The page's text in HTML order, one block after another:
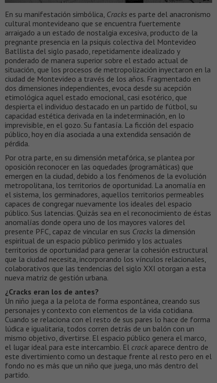
En su manifestación simbólica, Cracks es parte del anacronismo
cultural montevideano que se encuentra fuertemente
arraigado a un estado de nostalgia excesiva, producto de la
pregnante presencia en la psiquis colectiva del Montevideo
Batllista del siglo pasado, repetidamente idealizado y
ponderado de manera superior sobre el estado actual de
situación, que los procesos de metropolización inyectaron en la
ciudad de Montevideo a través de los años. Fragmentado en
dos dimensiones independientes, evoca desde su acepción
etimológica aquel estado emocional, casi esotérico, que
despierta el individuo destacado en un partido de fútbol, su
capacidad estética derivada en la indeterminación, en lo
imprevisible, en el gozo. Su fantasía. La ficción del espacio
público, hoy en día asociada a una extendida sensación de
pérdida.
Por otra parte, en su dimensión metafórica, se plantea por
oposición reconocer en las oquedades (programáticas) que
emergen en la ciudad, debido a los fenómenos de la evolución
metropolitana, los territorios de oportunidad. La anomalía en
el sistema, los germinadores, aquellos territorios permeables
capaces de congregar nuevamente los ideales del espacio
público. Sus latencias. Quizás sea en el reconocimiento de éstas
anomalías donde opera uno de los mayores valores del
presente PFC, capaz de vincular en sus Cracks la dimensión
espiritual de un espacio público perimido y los actuales
territorios de oportunidad para generar la cohesión estructural
que la ciudad necesita, incorporando los vínculos relacionales,
colaborativos que las tendencias del siglo XXI otorgan a esta
nueva matriz de gestión urbana.
¿Cracks eran los de antes?
Un niño juega a la pelota de forma espontánea, creando sus
personajes y contexto con elementos de la vida cotidiana.
Cuando se relaciona con el resto de sus pares lo hace de forma
lúdica e igualitaria, todos corren detrás de un balón con un
mismo objetivo, divertirse. El espacio público genera el marco,
el lugar ideal para este intercambio. El crack aparece dentro de
este divertimiento como un destaque frente al resto pero en el
fondo no es más que un niño que juega, uno más dentro del
partido.